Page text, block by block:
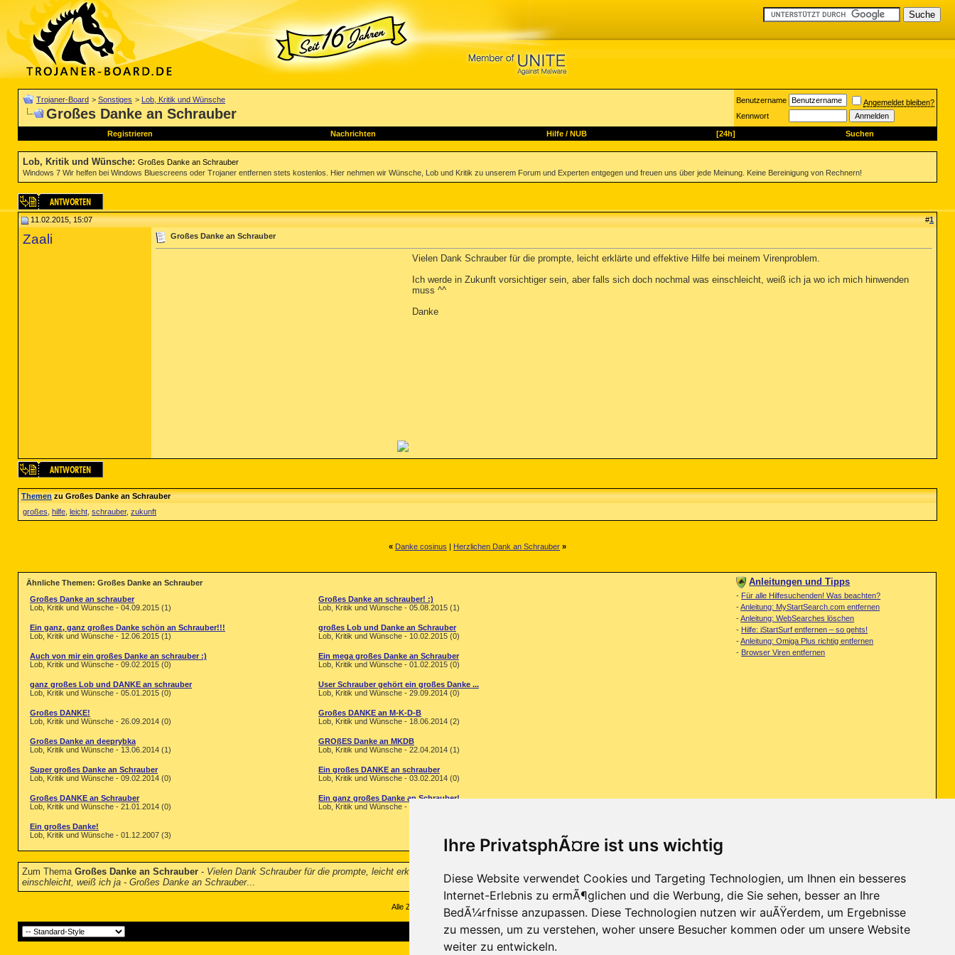
Ihre PrivatsphÃ¤re ist uns wichtig
Diese Website verwendet Cookies und Targeting Technologien, um Ihnen ein besseres
Internet-Erlebnis zu ermÃ¶glichen und die Werbung, die Sie sehen, besser an Ihre
BedÃ¼rfnisse anzupassen. Diese Technologien nutzen wir auÃŸerdem, um Ergebnisse
zu messen, um zu verstehen, woher unsere Besucher kommen oder um unsere Website
weiter zu entwickeln.
Trojaner-Board > Sonstiges > Lob, Kritik und Wünsche
Großes Danke an Schrauber
Benutzername
Angemeldet bleiben?
Kennwort
Registrieren Nachrichten Hilfe/ NUB [24h] Suchen
Lob, Kritik und Wünsche: Großes Danke an Schrauber
Windows 7 Wir helfen bei Windows Bluescreens oder Trojaner entfernen stets kostenlos. Hier nehmen wir Wünsche, Lob und Kritik zu unserem Forum und Experten entgegen und freuen uns über jede Meinung. Keine Bereinigung von Rechnern!
11.02.2015, 15:07 #1
Zaali Großes Danke an Schrauber
Vielen Dank Schrauber für die prompte, leicht erklärte und effektive Hilfe bei meinem Virenproblem.
Ich werde in Zukunft vorsichtiger sein, aber falls sich doch nochmal was einschleicht, weiß ich ja wo ich mich hinwenden
muss ^^
Danke
Themenzu Großes Danke an Schrauber
großes hilfe leicht schrauber, zukunft
« Danke cosinus | Herzlichen Dank an Schrauber »
Ähnliche Themen: Großes Danke an Schrauber
Großes Danke an schrauber
Lob, Kritik und Wünsche - 04.09.2015 (1)
Großes Danke an schrauber! :)
Lob, Kritik und Wünsche - 05.08.2015 (1)
Ein ganz, ganz großes Danke schön an Schrauber!!!
Lob, Kritik und Wünsche - 12.06.2015 (1)
großes Lob und Danke an Schrauber
Lob, Kritik und Wünsche - 10.02.2015 (0)
Auch von mir ein großes Danke an schrauber :)
Lob, Kritik und Wünsche - 09.02.2015 (0)
Ein mega großes Danke an Schrauber
Lob, Kritik und Wünsche - 01.02.2015 (0)
ganz großes Lob und DANKE an schrauber
Lob, Kritik und Wünsche - 05.01.2015 (0)
User Schrauber gehört ein großes Danke ...
Lob, Kritik und Wünsche - 29.09.2014 (0)
Großes DANKE!
Lob, Kritik und Wünsche - 26.09.2014 (0)
Großes DANKE an M-K-D-B
Lob, Kritik und Wünsche - 18.06.2014 (2)
Großes Danke an deeprybka
Lob, Kritik und Wünsche - 13.06.2014 (1)
GROßES Danke an MKDB
Lob, Kritik und Wünsche - 22.04.2014 (1)
Super großes Danke an Schrauber
Lob, Kritik und Wünsche - 09.02.2014 (0)
Ein großes DANKE an schrauber
Lob, Kritik und Wünsche - 03.02.2014 (0)
Großes DANKE an Schrauber
Lob, Kritik und Wünsche - 21.01.2014 (0)
Ein ganz großes Danke an Schrauber!
Lob, Kritik und Wünsche - 09.10.2013 (0)
Ein großes Danke!
Lob, Kritik und Wünsche - 01.12.2007 (3)
Anleitungen und Tipps
- Für alle Hilfesuchenden! Was beachten?
-Anleitung: MyStartSearch.com entfernen
-Anleitung: WebSearches löschen
- Hilfe: iStartSurf entfernen – so gehts!
-Anleitung: Omiga Plus richtig entfernen
- Browser Viren entfernen
Zum Thema Großes Danke an Schrauber - Vielen Dank Schrauber für die prompte, leicht erklärte und effektive Hilfe bei meinem Virenproblem. Ich werde in Zukunft vorsichtiger sein, aber falls sich doch nochmal was
einschleicht, weiß ich ja - Großes Danke an Schrauber...
Alle Zeitangaben in WEZ +1. Es ist jetzt
Kontakt-Trojaner-Board-Archiv-Datenschutzerklärung-Nach oben